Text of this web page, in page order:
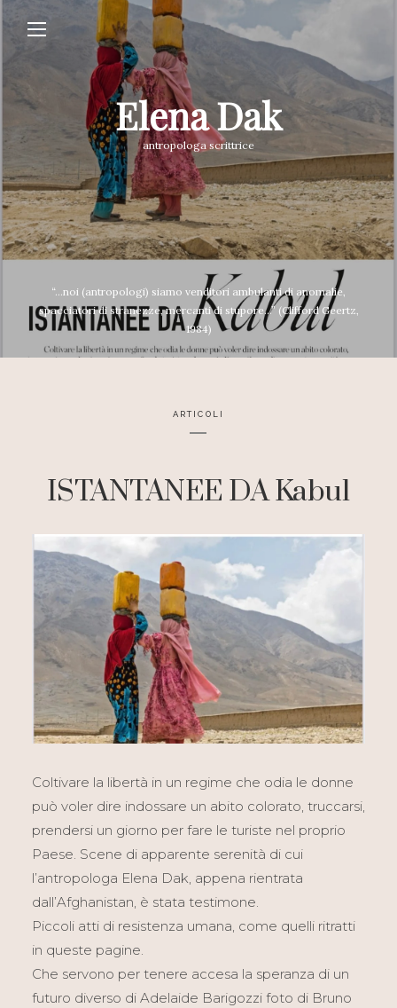
Elena Dak
antropologa scrittrice
“...noi (antropologi) siamo venditori ambulanti di anomalie,
spacciatori di stranezze, mercanti di stupore...” (Clifford Geertz,
1984)
ARTICOLI
ISTANTANEE DA Kabul
Coltivare la libertà in un regime che odia le donne
può voler dire indossare un abito colorato, truccarsi,
prendersi un giorno per fare le turiste nel proprio
Paese. Scene di apparente serenità di cui
l’antropologa Elena Dak, appena rientrata
dall’Afghanistan, è stata testimone.
Piccoli atti di resistenza umana, come quelli ritratti
in queste pagine.
Che servono per tenere accesa la speranza di un
futuro diverso di Adelaide Barigozzi foto di Bruno